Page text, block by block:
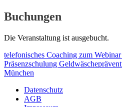
Buchungen
Die Veranstaltung ist ausgebucht.
telefonisches Coaching zum
Präsenzschulung
München
Datenschutz
AGB